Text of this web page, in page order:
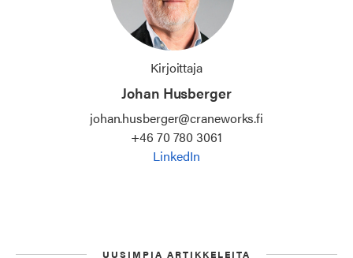
Kirjoittaja
Johan Husberger
johan.husberger@craneworks.fi
+46 70 780 3061
LinkedIn
UUSIMPIA ARTIKKELEITA